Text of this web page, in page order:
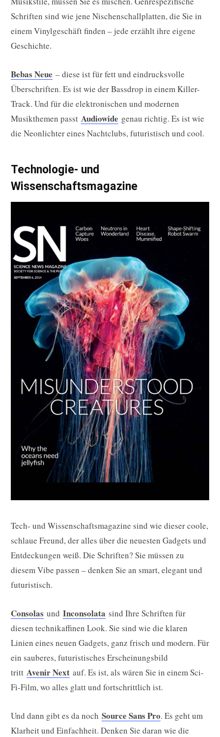
Schriften sind wie jene Nischenschallplatten, die Sie in
einem Vinylgeschäft finden – jede erzählt ihre eigene
Geschichte.
Bebas Neue – diese ist für fett und eindrucksvolle
Überschriften. Es ist wie der Bassdrop in einem Killer-
Track. Und für die elektronischen und modernen
Musikthemen passt Audiowide genau richtig. Es ist wie
die Neonlichter eines Nachtclubs, futuristisch und cool.
Technologie- und
Wissenschaftsmagazine
Tech- und Wissenschaftsmagazine sind wie dieser coole,
schlaue Freund, der alles über die neuesten Gadgets und
Entdeckungen weiß. Die Schriften? Sie müssen zu
diesem Vibe passen – denken Sie an smart, elegant und
futuristisch.
Consolas und Inconsolata sind Ihre Schriften für
diesen technikaffinen Look. Sie sind wie die klaren
Linien eines neuen Gadgets, ganz frisch und modern. Für
ein sauberes, futuristisches Erscheinungsbild
tritt Avenir Next auf. Es ist, als wären Sie in einem Sci-
Fi-Film, wo alles glatt und fortschrittlich ist.
Und dann gibt es da noch Source Sans Pro. Es geht um
Klarheit und Einfachheit. Denken Sie daran wie die